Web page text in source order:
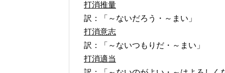
打消推量
訳：「～ないだろう・～まい」
打消意志
訳：「～ないつもりだ・～まい」
打消適当